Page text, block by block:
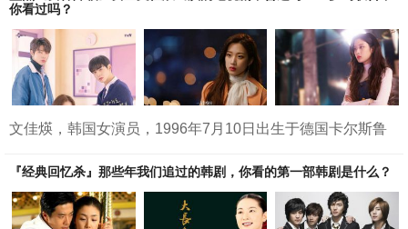
么时候，似乎谁也不得而知。只不过在不知不觉当中缩减剧
了的。究竟在这当中消失的角色都有谁，大家觉得哪一些是
非常可惜的存在呢？根据剧情的安排以及观众喜爱度，我们
总结了以下这样一些从剧情当中消失的人物，看看有哪些是
可以勾起大家回忆的呢...
你看过吗？
文佳煐，韩国女演员，1996年7月10日出生于德国卡尔斯鲁
其实早年文佳煐小姐姐还和EXO合作过，小编看《女神降
临》的时候竟然没有反应过来，原来文佳煐小姐姐就是《我
的邻居是EXO》的女主角。文佳煐曾经参演过的下列电视
剧，你还有印象吗？1.《女神降临》2.《那个男人的记忆法》
『经典回忆杀』那些年我们追过的韩剧，你看的第一部韩剧是什么？